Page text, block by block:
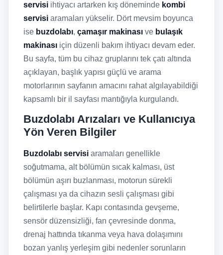
servisi ihtiyacı artarken kış döneminde kombi
servisi aramaları yükselir. Dört mevsim boyunca
ise buzdolabı, çamaşır makinası ve bulaşık
makinası için düzenli bakım ihtiyacı devam eder.
Bu sayfa, tüm bu cihaz gruplarını tek çatı altında
açıklayan, başlık yapısı güçlü ve arama
motorlarının sayfanın amacını rahat algılayabildiği
kapsamlı bir il sayfası mantığıyla kurgulandı.
Buzdolabı Arızaları ve Kullanıcıya
Yön Veren Bilgiler
Buzdolabı servisi aramaları genellikle
soğutmama, alt bölümün sıcak kalması, üst
bölümün aşırı buzlanması, motorun sürekli
çalışması ya da cihazın sesli çalışması gibi
belirtilerle başlar. Kapı contasında gevşeme,
sensör düzensizliği, fan çevresinde donma,
drenaj hattında tıkanma veya hava dolaşımını
bozan yanlış yerleşim gibi nedenler sorunların